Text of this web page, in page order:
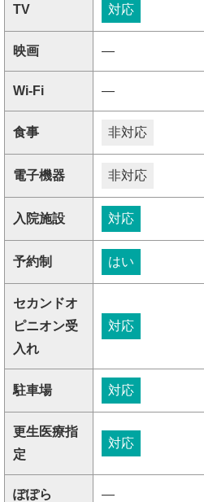
TV 対応
映画 ―
Wi-Fi ―
食事 非対応
電子機器 非対応
入院施設 対応
予約制 はい
セカンドオ
ピニオン受
入れ
対応
駐車場 対応
更生医療指
定
対応
ぽぽら ―